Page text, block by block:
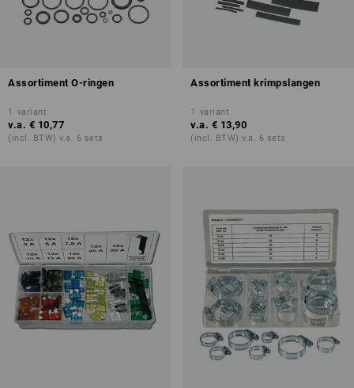
Assortiment O-ringen
1 variant
v.a. € 10,77
(incl. BTW) v.a. 6 sets
Assortiment krimpslangen
1 variant
v.a. € 13,90
(incl. BTW) v.a. 6 sets